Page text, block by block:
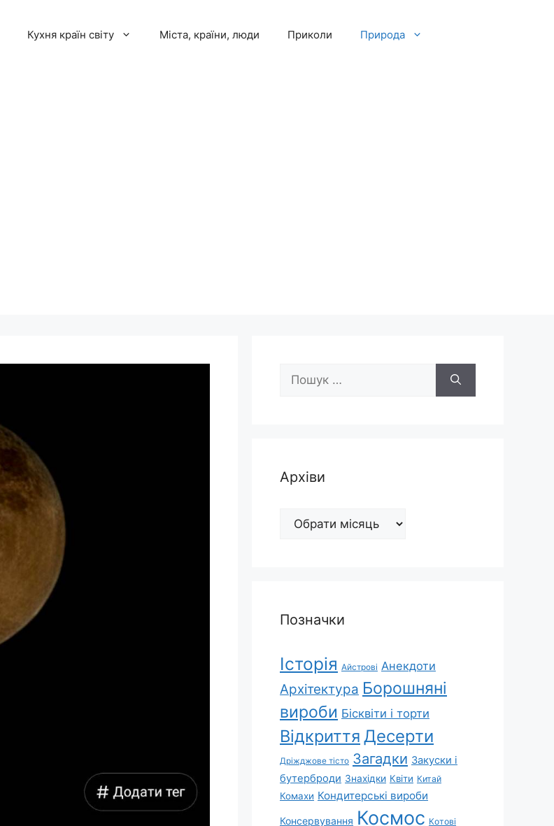
Кухня країн світу Міста, країни, люди Приколи Природа
Пошук:
Архіви
Архіви
Позначки
Історія Айстрові Анекдоти
Архітектура Борошняні
вироби Бісквіти і торти
Відкриття Десерти
Дріжджове тісто Загадки Закуски і
бутерброди Знахідки Квіти Китай
Комахи Кондитерські вироби
Консервування Космос Котові